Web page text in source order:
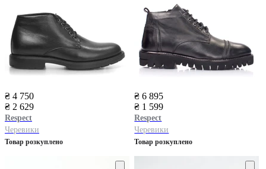
₴ 4 750
₴ 2 629
Respect
Черевики
Товар розкуплено
₴ 6 895
₴ 1 599
Respect
Черевики
Товар розкуплено